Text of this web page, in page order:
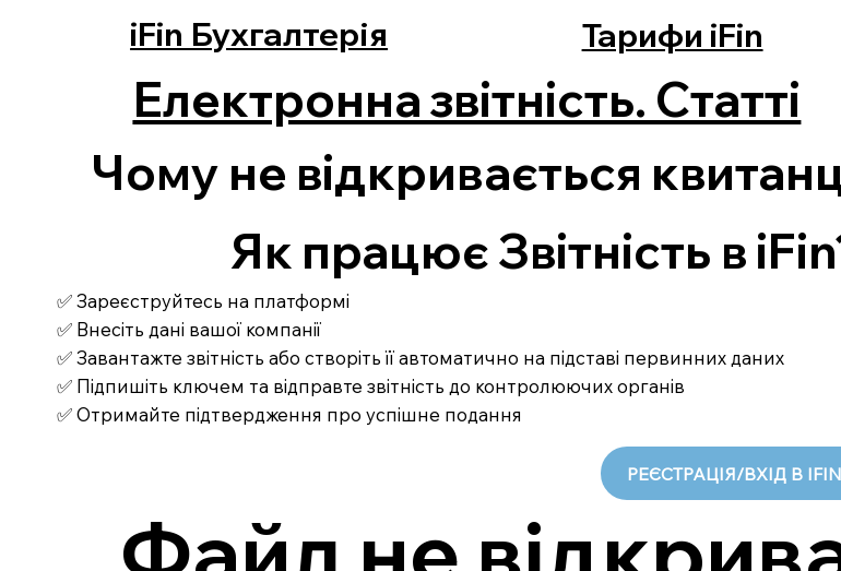
iFin Бухгалтерія Тарифи iFin
Електронна звітність. Статті
Чому не відкривається
Як працює Звітність в
✅ Зареєструйтесь на платформі
✅ Внесіть дані вашої компанії
✅ Завантажте звітність або створіть її автоматично на підставі первинних даних
✅ Підпишіть ключем та відправте звітність до контролюючих органів
✅ Отримайте підтвердження про успішне подання
РЕЄСТРАЦІЯ/ВХІД В IFIN